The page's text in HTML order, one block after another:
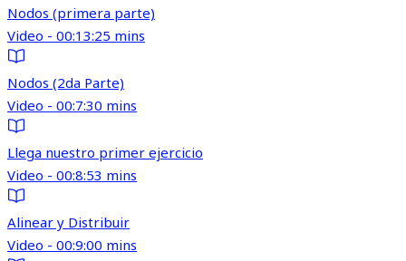
Nodos (primera parte)
Video - 00:13:25 mins
Nodos (2da Parte)
Video - 00:7:30 mins
Llega nuestro primer ejercicio
Video - 00:8:53 mins
Alinear y Distribuir
Video - 00:9:00 mins